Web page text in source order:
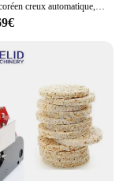
Topokki coréen creux automatique, petite mini machine à gâteau de riz, machines exécutives à vendre